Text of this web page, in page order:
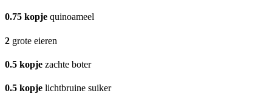
0.75 kopje quinoameel
2 grote eieren
0.5 kopje zachte boter
0.5 kopje lichtbruine suiker